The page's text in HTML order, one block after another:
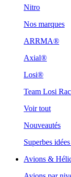
Nitro
Nos marques
ARRMA®
Axial®
Losi®
Team Losi
Voir tout
Nouveautés
Superbes
Avions &